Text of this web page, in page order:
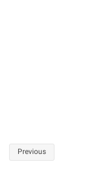
Post
Previous